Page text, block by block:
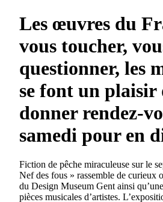
Les œuvres du
vous toucher,
questionner, les
se font un plaisir
donner rendez-
samedi pour en
Fiction de pêche miraculeuse sur le
Nef des fous » rassemble de curieux
du Design Museum Gent ainsi
pièces musicales d’artistes.